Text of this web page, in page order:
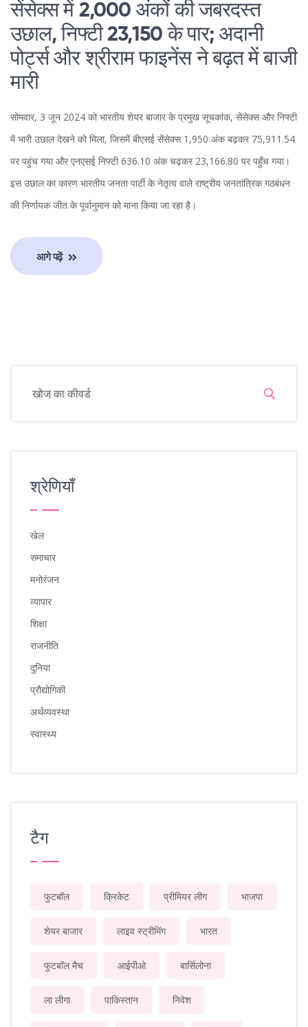
सेंसेक्स में 2,000 अंकों की जबरदस्त
उछाल, निफ्टी 23,150 के पार; अदानी
पोर्ट्स और श्रीराम फाइनेंस ने बढ़त में बाजी
मारी
सोमवार, 3 जून 2024 को भारतीय शेयर बाजार के प्रमुख सूचकांक, सेंसेक्स और निफ्टी
में भारी उछाल देखने को मिला, जिसमें बीएसई सेंसेक्स 1,950 अंक बढ़कर 75,911.54
पर पहुंच गया और एनएसई निफ्टी 636.10 अंक चढ़कर 23,166.80 पर पहुँच गया।
इस उछाल का कारण भारतीय जनता पार्टी के नेतृत्व वाले राष्ट्रीय जनतांत्रिक गठबंधन
की निर्णायक जीत के पूर्वानुमान को माना किया जा रहा है।
आगे पढ़ें
श्रेणियाँ
खेल
समाचार
मनोरंजन
व्यापार
शिक्षा
राजनीति
दुनिया
प्रौद्योगिकी
अर्थव्यवस्था
स्वास्थ्य
टैग
फुटबॉल क्रिकेट प्रीमियर लीग भाजपा
शेयर बाजार लाइव स्ट्रीमिंग भारत
फुटबॉल मैच आईपीओ बार्सिलोना
ला लीगा पाकिस्तान निवेश